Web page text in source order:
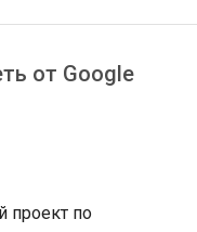
от Google
проект по